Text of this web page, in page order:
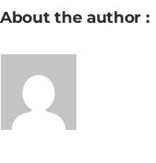
About the author :